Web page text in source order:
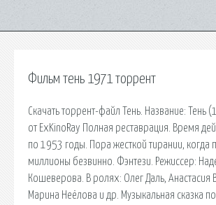
Фильм тень 1971 торрент
Скачать торрент-файл Тень. Название: Тень
от ExKinoRay Полная реставрация. Время
по 1953 годы. Пора жесткой тирании, когда
миллионы безвинно. Фэнтези. Режиссер:
Кошеверова. В ролях: Олег Даль, Анастасия
Марина Неёлова и др. Музыкальная сказка по